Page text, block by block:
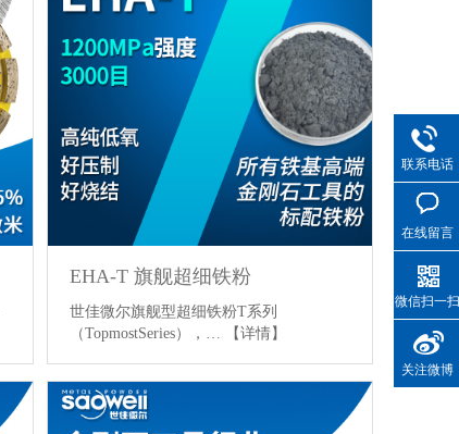
EHA-T 旗舰超细铁粉
世佳微尔旗舰型超细铁粉T系列
（TopmostSeries），…
【详情】
联系电话
在线留言
微信扫一扫
关注微博